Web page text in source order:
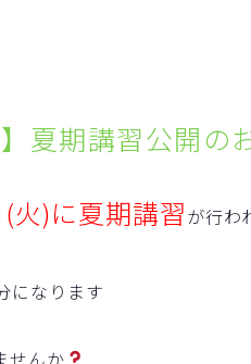
夏期講習公開の
火)に夏期講習が行わ
になります
せんか